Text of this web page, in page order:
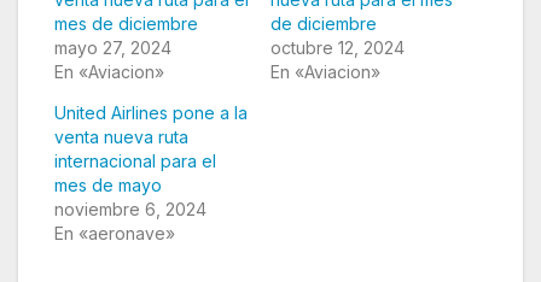
mes de diciembre
mayo 27, 2024
En «Aviacion»
de diciembre
octubre 12, 2024
En «Aviacion»
United Airlines pone a la
venta nueva ruta
internacional para el
mes de mayo
noviembre 6, 2024
En «aeronave»